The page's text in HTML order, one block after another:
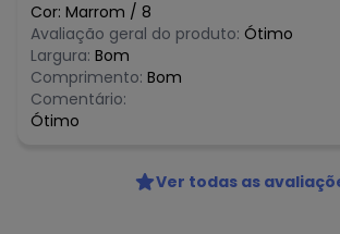
Cor: Marrom / 8
Avaliação geral do produto: Ótimo
Largura: Bom
Comprimento: Bom
Comentário:
Ótimo
Ver todas as